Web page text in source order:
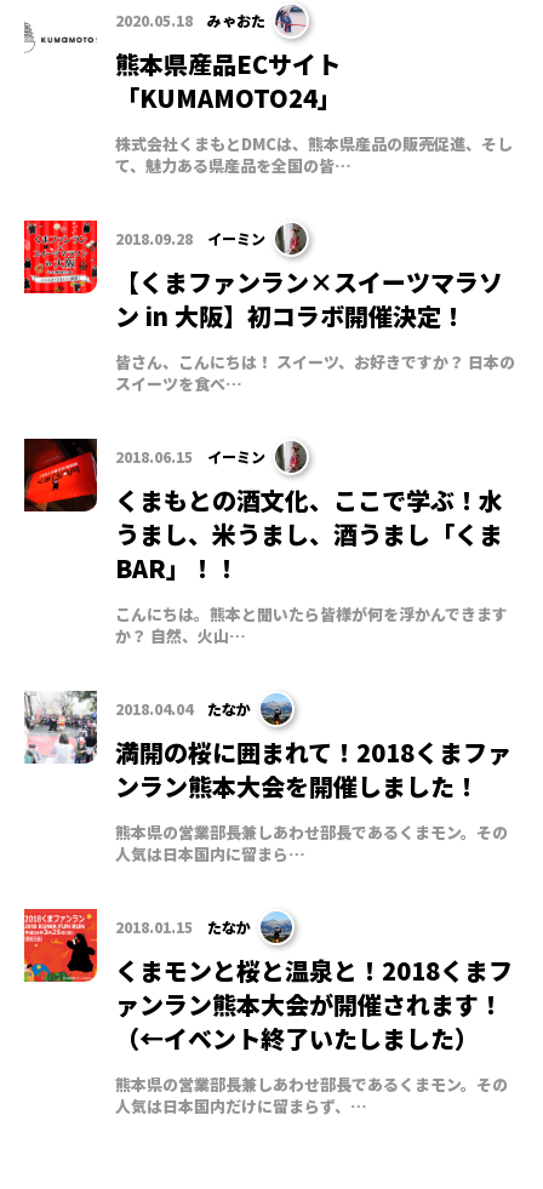
2020.05.18 みゃおた
熊本県産品ECサイト
「KUMAMOTO24」
株式会社くまもとDMCは、熊本県産品の販売促進、そし
て、魅力ある県産品を全国の皆…
2018.09.28 イーミン
【くまファンラン×スイーツマラソ
ン in 大阪】初コラボ開催決定！
皆さん、こんにちは！ スイーツ、お好きですか？ 日本の
スイーツを食べ…
2018.06.15 イーミン
くまもとの酒文化、ここで学ぶ！水
うまし、米うまし、酒うまし「くま
BAR」！！
こんにちは。熊本と聞いたら皆様が何を浮かんできます
か？ 自然、火山…
2018.04.04 たなか
満開の桜に囲まれて！2018くまファ
ンラン熊本大会を開催しました！
熊本県の営業部長兼しあわせ部長であるくまモン。その
人気は日本国内に留まら…
2018.01.15 たなか
くまモンと桜と温泉と！2018くまフ
ァンラン熊本大会が開催されます！
（←イベント終了いたしました）
熊本県の営業部長兼しあわせ部長であるくまモン。その
人気は日本国内だけに留まらず、…